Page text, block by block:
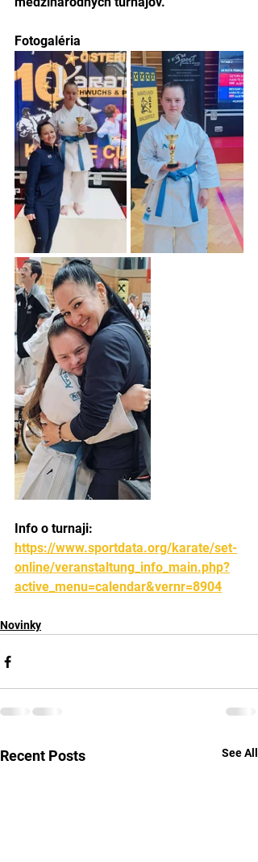
Fotogaléria
Info o turnaji:
https://www.sportdata.org/karate/set-
online/veranstaltung_info_main.php?
active_menu=calendar&vernr=8904
Novinky
Recent Posts See All